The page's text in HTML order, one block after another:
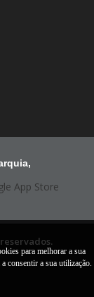
para melhorar a sua
consentir a sua utilização.